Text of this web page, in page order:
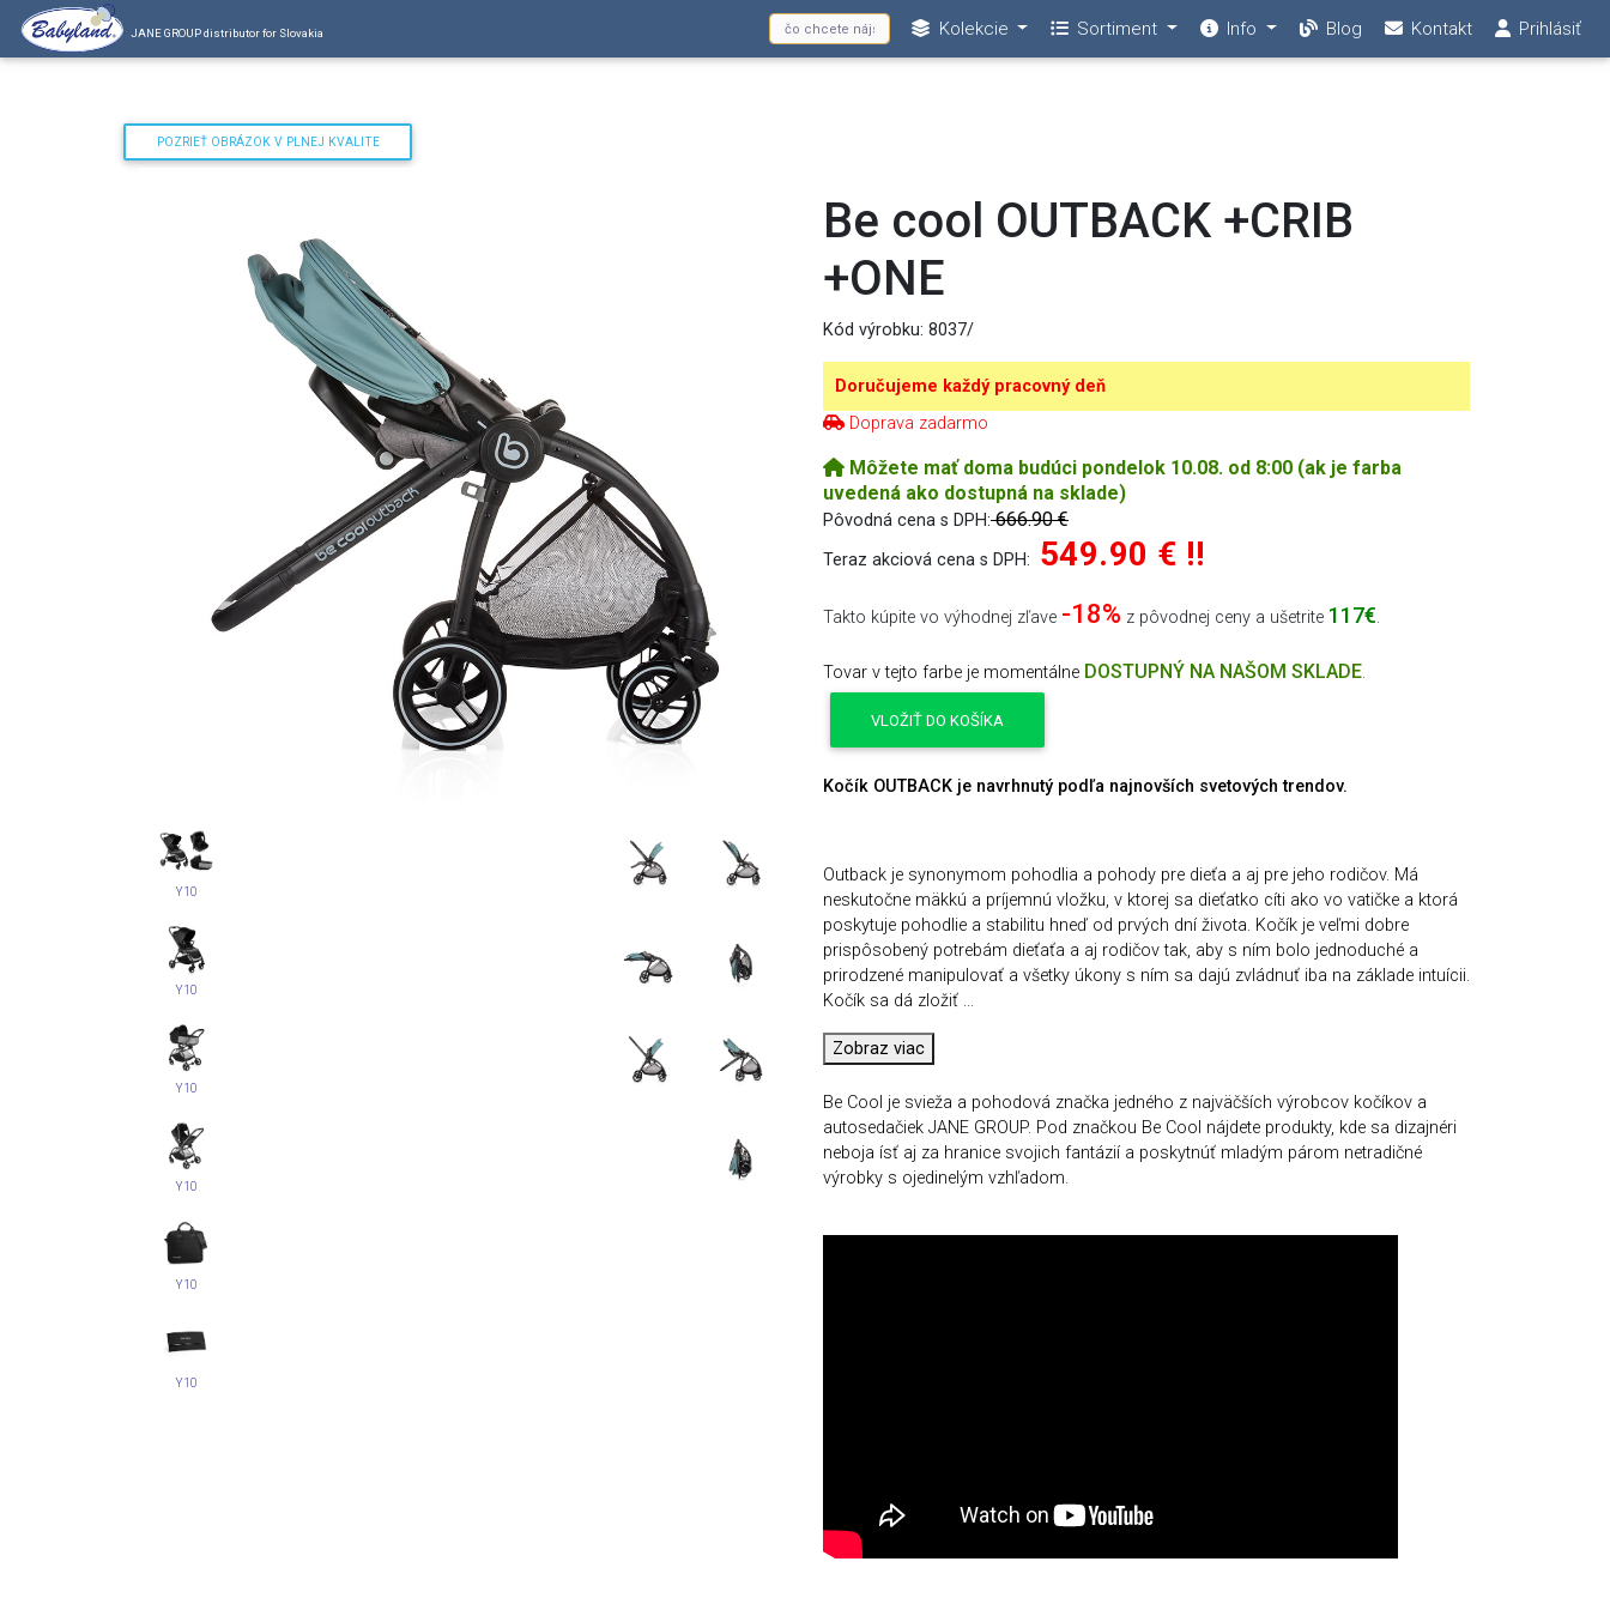
JANE GROUP distributor for Slovakia Kolekcie Sortiment Info Blog Kontakt Prihlásiť
POZRIEŤ OBRÁZOK V PLNEJ KVALITE
Y10
Y10
Y10
Y10
Y10
Y10
Be cool OUTBACK +CRIB
+ONE
Kód výrobku: 8037/
Doručujeme každý pracovný deň
Doprava zadarmo
Môžete mať doma budúci pondelok 10.08. od 8:00 (ak je farba
uvedená ako dostupná na sklade)
Pôvodná cena s DPH:666.90 €
Teraz akciová cena s DPH: 549.90 € !!
Takto kúpite vo výhodnej zľave -18% z pôvodnej ceny a ušetrite 117€.
Tovar v tejto farbe je momentálne DOSTUPNÝ NA NAŠOM SKLADE.
VLOŽIŤ DO KOŠÍKA
Kočík OUTBACK je navrhnutý podľa najnovších svetových trendov.
Outback je synonymom pohodlia a pohody pre dieťa a aj pre jeho rodičov. Má
neskutočne mäkkú a príjemnú vložku, v ktorej sa dieťatko cíti ako vo vatičke a ktorá
poskytuje pohodlie a stabilitu hneď od prvých dní života. Kočík je veľmi dobre
prispôsobený potrebám dieťaťa a aj rodičov tak, aby s ním bolo jednoduché a
prirodzené manipulovať a všetky úkony s ním sa dajú zvládnuť iba na základe intuícii.
Kočík sa dá zložiť ...
Zobraz viac
Be Cool je svieža a pohodová značka jedného z najväčších výrobcov kočíkov a
autosedačiek JANE GROUP. Pod značkou Be Cool nájdete produkty, kde sa dizajnéri
neboja ísť aj za hranice svojich fantázií a poskytnúť mladým párom netradičné
výrobky s ojedinelým vzhľadom.